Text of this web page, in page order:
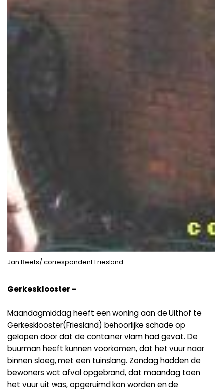
Jan Beets/ correspondent Friesland
Gerkesklooster -
Maandagmiddag heeft een woning aan de Uithof te
Gerkesklooster(Friesland) behoorlijke schade op
gelopen door dat de container vlam had gevat. De
buurman heeft kunnen voorkomen, dat het vuur naar
binnen sloeg, met een tuinslang. Zondag hadden de
bewoners wat afval opgebrand, dat maandag toen
het vuur uit was, opgeruimd kon worden en de